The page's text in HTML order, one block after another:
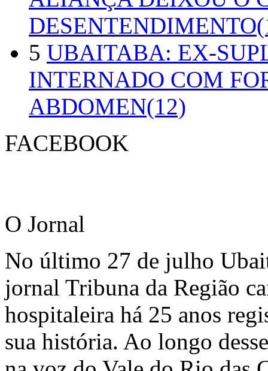
5 UBAITABA: EX-
INTERNADO COM
ABDOMEN(12)
FACEBOOK
O Jornal
No último 27 de julho
jornal Tribuna da Região
hospitaleira há 25 anos
sua história. Ao longo